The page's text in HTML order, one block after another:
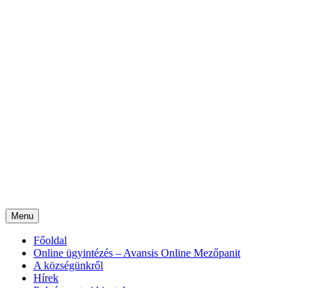
Menu
Főoldal
Online ügyintézés – Avansis Online Mezőpanit
A községünkről
Hírek